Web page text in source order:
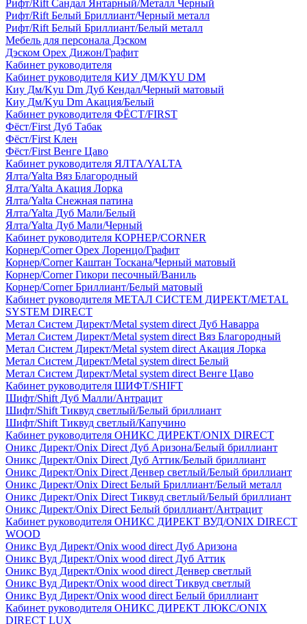
Рифт/Rift Сандал Янтарный/Металл Черный
Рифт/Rift Белый Бриллиант/Черный металл
Рифт/Rift Белый Бриллиант/Белый металл
Мебель для персонала Дэском
Дэском Орех Дижон/Графит
Кабинет руководителя
Кабинет руководителя КИУ ДМ/KYU DM
Киу Дм/Kyu Dm Дуб Кендал/Черный матовый
Киу Дм/Kyu Dm Акация/Белый
Кабинет руководителя ФЁСТ/FIRST
Фёст/First Дуб Табак
Фёст/First Клен
Фёст/First Венге Цаво
Кабинет руководителя ЯЛТА/YALTA
Ялта/Yalta Вяз Благородный
Ялта/Yalta Акация Лорка
Ялта/Yalta Снежная патина
Ялта/Yalta Дуб Мали/Белый
Ялта/Yalta Дуб Мали/Черный
Кабинет руководителя КОРНЕР/CORNER
Корнер/Corner Орех Лоренцо/Графит
Корнер/Corner Каштан Тоскана/Черный матовый
Корнер/Corner Гикори песочный/Ваниль
Корнер/Corner Бриллиант/Белый матовый
Кабинет руководителя МЕТАЛ СИСТЕМ ДИРЕКТ/METAL
SYSTEM DIRECT
Метал Систем Директ/Metal system direct Дуб Наварра
Метал Систем Директ/Metal system direct Вяз Благородный
Метал Систем Директ/Metal system direct Акация Лорка
Метал Систем Директ/Metal system direct Белый
Метал Систем Директ/Metal system direct Венге Цаво
Кабинет руководителя ШИФТ/SHIFT
Шифт/Shift Дуб Малли/Антрацит
Шифт/Shift Тиквуд светлый/Белый бриллиант
Шифт/Shift Тиквуд светлый/Капучино
Кабинет руководителя ОНИКС ДИРЕКТ/ONIX DIRECT
Оникс Директ/Onix Direct Дуб Аризона/Белый бриллиант
Оникс Директ/Onix Direct Дуб Аттик/Белый бриллиант
Оникс Директ/Onix Direct Денвер светлый/Белый бриллиант
Оникс Директ/Onix Direct Белый Бриллиант/Белый металл
Оникс Директ/Onix Direct Тиквуд светлый/Белый бриллиант
Оникс Директ/Onix Direct Белый бриллиант/Антрацит
Кабинет руководителя ОНИКС ДИРЕКТ ВУД/ONIX DIRECT
WOOD
Оникс Вуд Директ/Onix wood direct Дуб Аризона
Оникс Вуд Директ/Onix wood direct Дуб Аттик
Оникс Вуд Директ/Onix wood direct Денвер светлый
Оникс Вуд Директ/Onix wood direct Тиквуд светлый
Оникс Вуд Директ/Onix wood direct Белый бриллиант
Кабинет руководителя ОНИКС ДИРЕКТ ЛЮКС/ONIX
DIRECT LUX